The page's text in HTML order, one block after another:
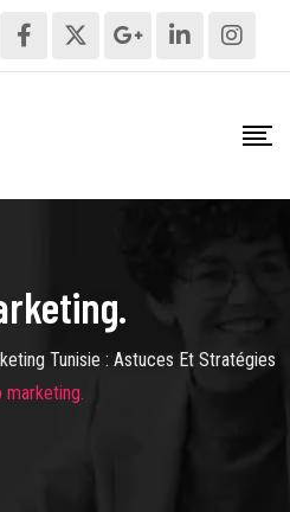
Tunisie : Astuces Et Stratégies
marketing.